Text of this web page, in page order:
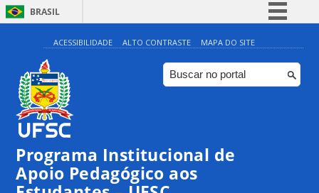
BRASIL
Simplifique!
Comunica BR
Participe
Canais
ACESSIBILIDADE ALTO CONTRASTE MAPA DO SITE
Programa Institucional de
Apoio Pedagógico aos